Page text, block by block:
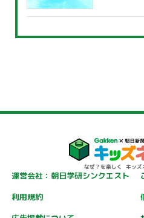
運営会社：朝日学研シンクエスト
利用規約